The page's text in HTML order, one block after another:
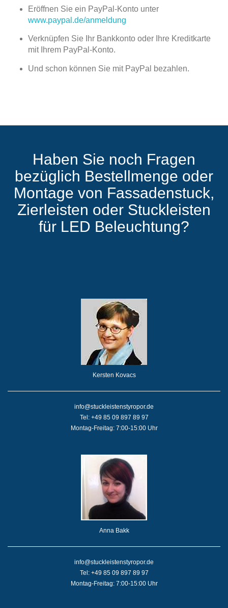
Eröffnen Sie ein PayPal-Konto unter
www.paypal.de/anmeldung
Verknüpfen Sie Ihr Bankkonto oder Ihre Kreditkarte
mit Ihrem PayPal-Konto.
Und schon können Sie mit PayPal bezahlen.
Haben Sie noch Fragen
bezüglich Bestellmenge oder
Montage von Fassadenstuck,
Zierleisten oder Stuckleisten
für LED Beleuchtung?
Kersten Kovacs
info@stuckleistenstyropor.de
Tel: +49 85 09 897 89 97
Montag-Freitag: 7:00-15:00 Uhr
Anna Bakk
info@stuckleistenstyropor.de
Tel: +49 85 09 897 89 97
Montag-Freitag: 7:00-15:00 Uhr